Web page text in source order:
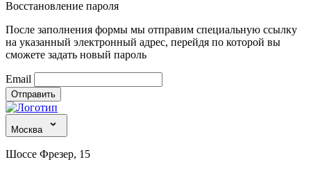
Восстановление пароля
После заполнения формы мы отправим специальную ссылку
на указанный электронный адрес, перейдя по которой вы
сможете задать новый пароль
Email
Отправить
Москва
Шоссе Фрезер, 15